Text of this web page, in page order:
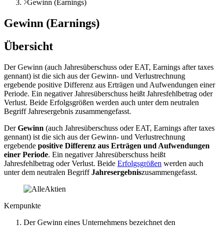
Gewinn (Earnings)
Gewinn (Earnings)
Übersicht
Der Gewinn (auch Jahresüberschuss oder EAT, Earnings after taxes
gennant) ist die sich aus der Gewinn- und Verlustrechnung
ergebende positive Differenz aus Erträgen und Aufwendungen einer
Periode. Ein negativer Jahresüberschuss heißt Jahresfehlbetrag oder
Verlust. Beide Erfolgsgrößen werden auch unter dem neutralen
Begriff Jahresergebnis zusammengefasst.
DerGewinn (auch Jahresüberschuss oder EAT, Earnings after taxes
gennant) ist die sich aus der Gewinn- und Verlustrechnung
ergebende positive Differenz aus Erträgen und Aufwendungen
einer Periode. Ein negativer Jahresüberschuss heißt
Jahresfehlbetrag oder Verlust. Beide Erfolgsgrößen werden auch
unter dem neutralen BegriffJahresergebniszusammengefasst.
Kernpunkte
Der Gewinn eines Unternehmens bezeichnet den